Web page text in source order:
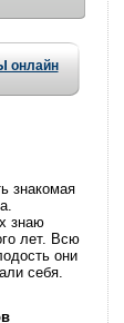
онлайн
знакомая
знаю
лет. Всю
они
себя.